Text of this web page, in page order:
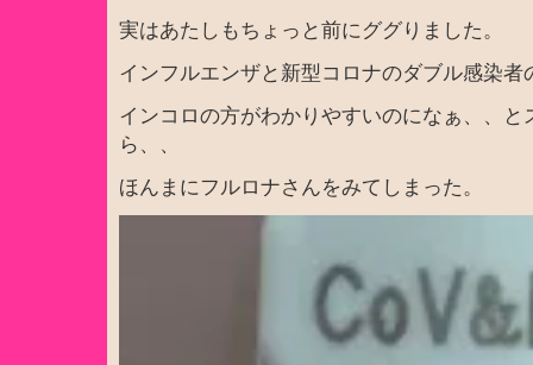
実はあたしもちょっと前にググりました。
インフルエンザと新型コロナのダブル感染者
インコロの方がわかりやすいのになぁ、、
ら、、
ほんまにフルロナさんをみてしまった。